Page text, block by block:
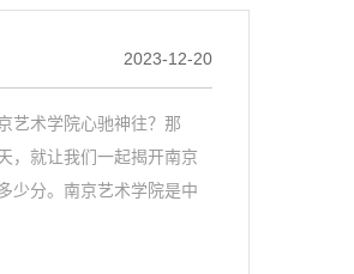
2023-12-20
艺术学院心驰神往？那
，就让我们一起揭开南京
少分。南京艺术学院是中